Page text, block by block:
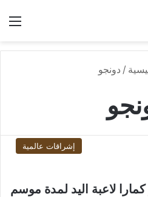
/ دونجو
إشراقات عالمية
لاعبة اليد لمدة موسم